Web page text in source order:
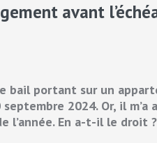
avant
bail portant sur un
2024. Or, il m’a
l’année. En a-t-il le droit